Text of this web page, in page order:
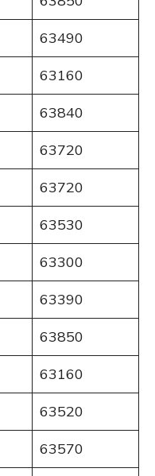
63490
63160
63840
63720
63720
63530
63300
63390
63850
63160
63520
63570